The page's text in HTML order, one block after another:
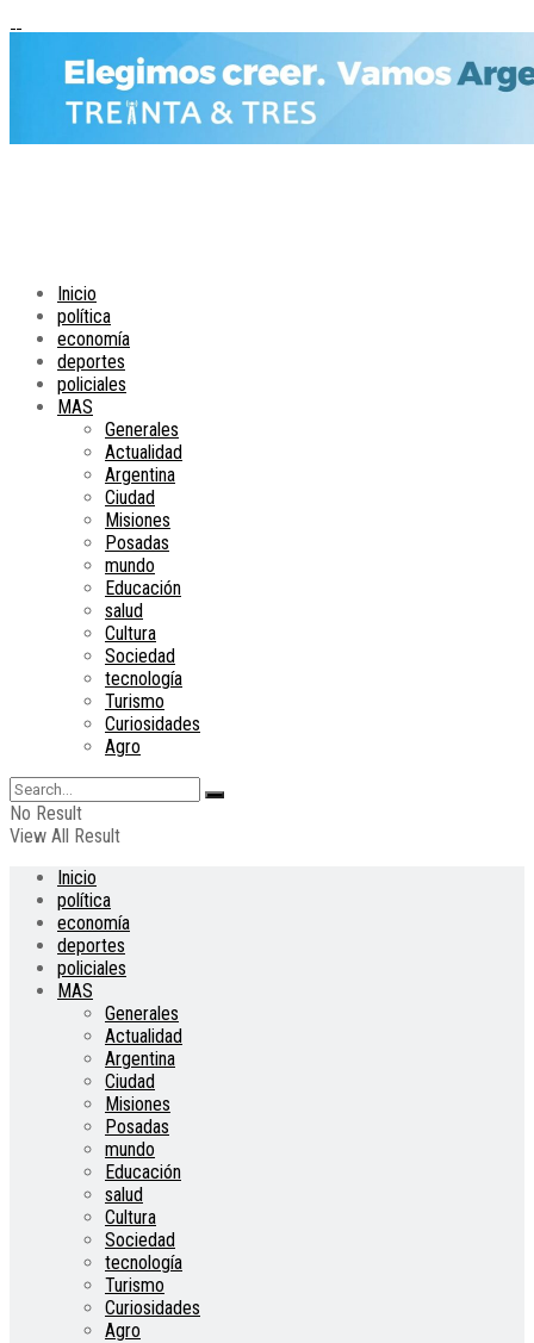
Inicio
política
economía
deportes
policiales
MAS
Generales
Actualidad
Argentina
Ciudad
Misiones
Posadas
mundo
Educación
salud
Cultura
Sociedad
tecnología
Turismo
Curiosidades
Agro
No Result
View All Result
Inicio
política
economía
deportes
policiales
MAS
Generales
Actualidad
Argentina
Ciudad
Misiones
Posadas
mundo
Educación
salud
Cultura
Sociedad
tecnología
Turismo
Curiosidades
Agro